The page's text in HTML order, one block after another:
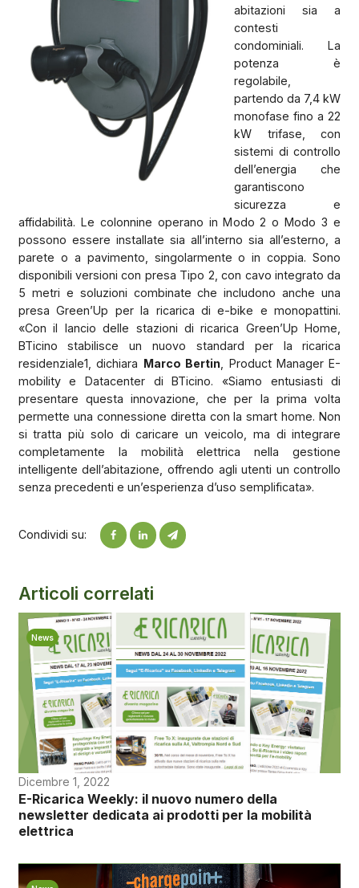
abitazioni sia a
contesti
condominiali. La
potenza è
regolabile,
partendo da 7,4 kW
monofase fino a 22
kW trifase, con
sistemi di controllo
dell’energia che
garantiscono
sicurezza e
affidabilità. Le colonnine operano in Modo 2 o Modo 3 e
possono essere installate sia all’interno sia all’esterno, a
parete o a pavimento, singolarmente o in coppia. Sono
disponibili versioni con presa Tipo 2, con cavo integrato da
5 metri e soluzioni combinate che includono anche una
presa Green’Up per la ricarica di e-bike e monopattini.
«Con il lancio delle stazioni di ricarica Green’Up Home,
BTicino stabilisce un nuovo standard per la ricarica
residenziale1, dichiara Marco Bertin , Product Manager E-
mobility e Datacenter di BTicino. «Siamo entusiasti di
presentare questa innovazione, che per la prima volta
permette una connessione diretta con la smart home. Non
si tratta più solo di caricare un veicolo, ma di integrare
completamente la mobilità elettrica nella gestione
intelligente dell’abitazione, offrendo agli utenti un controllo
senza precedenti e un’esperienza d’uso semplificata».
Condividi su:
Articoli correlati
News
Dicembre 1, 2022
E-Ricarica Weekly: il nuovo numero della
newsletter dedicata ai prodotti per la mobilità
elettrica